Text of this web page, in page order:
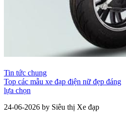
Tin tức chung
Top các mẫu xe đạp điện nữ đẹp đáng
lựa chọn
24-06-2026 by Siêu thị Xe đạp